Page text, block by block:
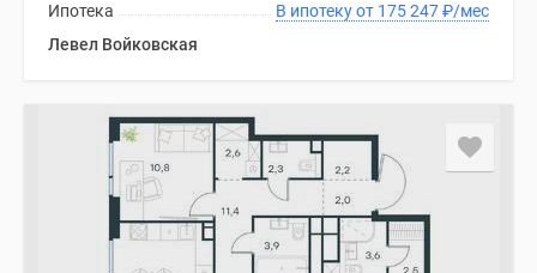
В ипотеку от 175 247₽/мес
Ипотека
Левел Войковская